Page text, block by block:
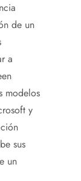
de un
a
modelos
y
sus
un